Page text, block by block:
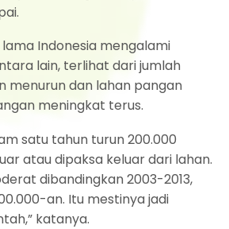
Indonesia mengalami
lain, terlihat dari jumlah
menurun dan lahan pangan
meningkat terus.
satu tahun turun 200.000
atau dipaksa keluar dari lahan.
dibandingkan 2003-2013,
an. Itu mestinya jadi
katanya.